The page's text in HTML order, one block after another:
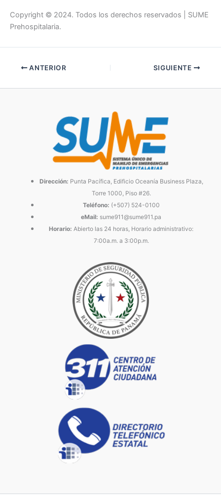
Copyright © 2024. Todos los derechos reservados | SUME
Prehospitalaria.
ANTERIOR SIGUIENTE
Dirección: Punta Pacífica, Edificio Oceanía Business Plaza,
Torre 1000, Piso #26.
Teléfono: (+507) 524-0100
eMail: sume911@sume911.pa
Horario: Abierto las 24 horas, Horario administrativo:
7:00a.m. a 3:00p.m.